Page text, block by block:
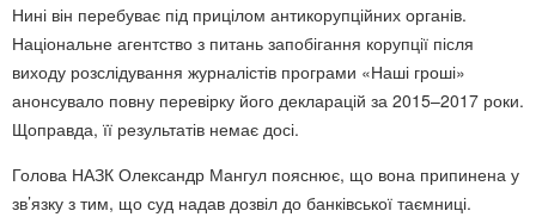
Нині він перебуває під прицілом антикорупційних органів.
Національне агентство з питань запобігання корупції після
виходу розслідування журналістів програми «Наші гроші»
анонсувало повну перевірку його декларацій за 2015–2017 роки.
Щоправда, її результатів немає досі.
Голова НАЗК Олександр Мангул пояснює, що вона припинена у
зв’язку з тим, що суд надав дозвіл до банківської таємниці.